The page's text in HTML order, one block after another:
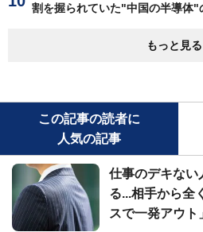
割を握られていた"中国の半導体"
もっと見る
この記事の読者に
人気の記事
仕事のデキない
る...相手から全
スで一発アウト